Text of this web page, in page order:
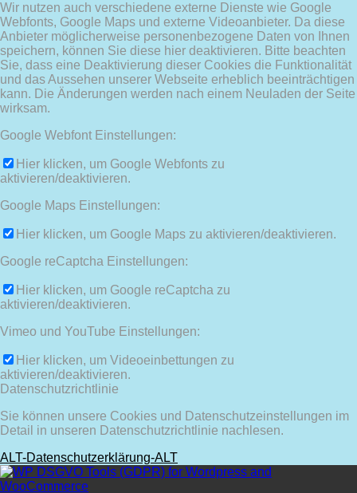
Wir nutzen auch verschiedene externe Dienste wie Google
Webfonts, Google Maps und externe Videoanbieter. Da diese
Anbieter möglicherweise personenbezogene Daten von Ihnen
speichern, können Sie diese hier deaktivieren. Bitte beachten
Sie, dass eine Deaktivierung dieser Cookies die Funktionalität
und das Aussehen unserer Webseite erheblich beeinträchtigen
kann. Die Änderungen werden nach einem Neuladen der Seite
wirksam.
Google Webfont Einstellungen:
Hier klicken, um Google Webfonts zu
aktivieren/deaktivieren.
Google Maps Einstellungen:
Hier klicken, um Google Maps zu aktivieren/deaktivieren.
Google reCaptcha Einstellungen:
Hier klicken, um Google reCaptcha zu
aktivieren/deaktivieren.
Vimeo und YouTube Einstellungen:
Hier klicken, um Videoeinbettungen zu
aktivieren/deaktivieren.
Datenschutzrichtlinie
Sie können unsere Cookies und Datenschutzeinstellungen im
Detail in unseren Datenschutzrichtlinie nachlesen.
ALT-Datenschutzerklärung-ALT